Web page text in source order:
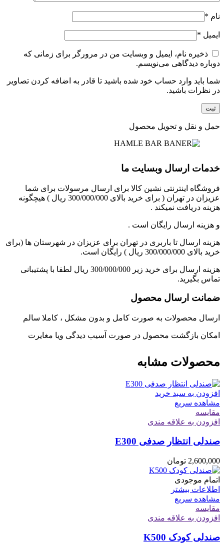
نام *
ایمیل *
ذخیره نام، ایمیل و وبسایت من در مرورگر برای زمانی که
دوباره دیدگاهی می‌نویسم.
شما باید وارد حساب خود شده باشید تا قادر به اضافه کردن تصاویر
در نظرات باشید.
حمل و نقل و تحویل محصول
خدمات ارسال وبسایت ما
فروشگاه اینترنتی نشین کالا برای ارسال مرسولات برای شما
عزیزان در تهران ( برای خرید بالای 300/000/000 ریال ) هیچگونه
هزینه دریافت نمیکند .
و هزینه ارسال رایگان است .
هزینه ارسال تا باربری در تهران برای عزیزان در شهرستان ها (برای
خرید بالای 300/000/000 ریال ) رایگان است.
هزینه ارسال برای خرید زیر 300/000/000 ریال لطفا با پشتیبانی
تماس بگیرید.
ضمانت ارسال محصول
ارسال محصولات به صورت کامل و بدون مشکل ، کاملا سالم
امکان بازگشت محصول در صورت آسیب دیدگی ویا مغایرت
محصولات مشابه
افزودن به سبد خرید
مشاهده سریع
مقایسه
افزودن به علاقه مندی
صندلی انتظار صدفی E300
2,600,000 تومان
اتمام موجودی
اطلاعات بیشتر
مشاهده سریع
مقایسه
افزودن به علاقه مندی
صندلی کودک K500